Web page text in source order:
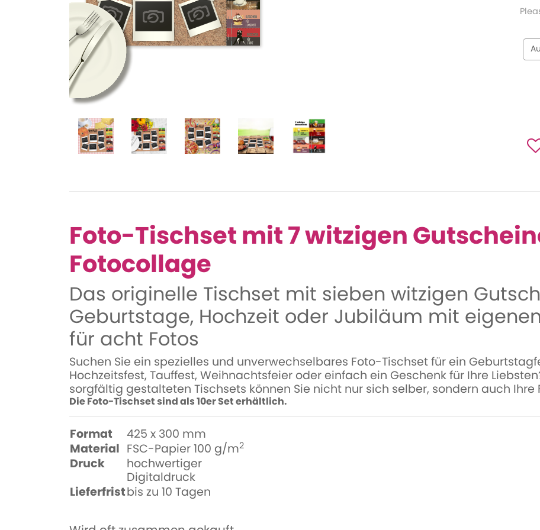
Foto-Tischset mit 7 witzigen
Fotocollage
Das originelle Tischset mit sieben witzigen
Geburtstage, Hochzeit oder Jubiläum mit
für acht Fotos
Suchen Sie ein spezielles und unverwechselbares Foto-Tischset für ein
Hochzeitsfest, Tauffest, Weihnachtsfeier oder einfach ein Geschenk für Ihre
sorgfältig gestalteten Tischsets können Sie nicht nur sich selber, sondern auch
Die Foto-Tischset sind als 10er Set erhältlich.
Format
425 x 300 mm
Material FSC-Papier 100 g/m2
Druck
hochwertiger
Digitaldruck
Lieferfristbis zu 10 Tagen